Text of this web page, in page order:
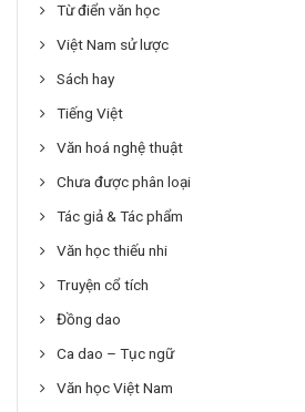
Từ điển văn học
Việt Nam sử lược
Sách hay
Tiếng Việt
Văn hoá nghệ thuật
Chưa được phân loại
Tác giả & Tác phẩm
Văn học thiếu nhi
Truyện cổ tích
Đồng dao
Ca dao – Tục ngữ
Văn học Việt Nam